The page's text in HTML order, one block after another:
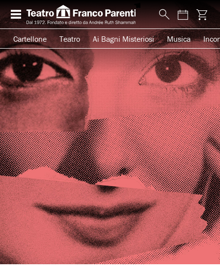
Cartellone Teatro Ai Bagni Misteriosi Musica